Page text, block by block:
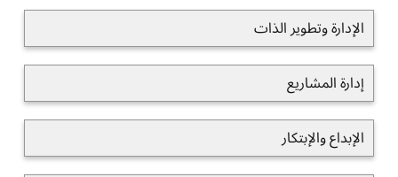
الإدارة وتطوير الذات
إدارة المشاريع
الإبداع والإبتكار